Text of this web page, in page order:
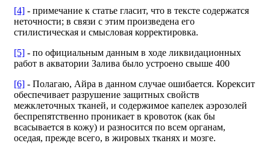
[4] - примечание к статье гласит, что в тексте содержатся
неточности; в связи с этим произведена его
стилистическая и смысловая корректировка.
[5] - по официальным данным в ходе ликвидационных
работ в акватории Залива было устроено свыше 400
[6] - Полагаю, Айра в данном случае ошибается. Корексит
обеспечивает разрушение защитных свойств
межклеточных тканей, и содержимое капелек аэрозолей
беспрепятственно проникает в кровоток (как бы
всасывается в кожу) и разносится по всем органам,
оседая, прежде всего, в жировых тканях и мозге.